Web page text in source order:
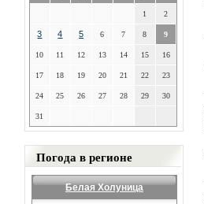
1 2
3 4 5 6 7 8 9
10 11 12 13 14 15 16
17 18 19 20 21 22 23
24 25 26 27 28 29 30
31
Погода в регионе
Белая Холуница